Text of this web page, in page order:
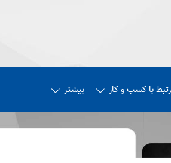
با کسب و کار بیشتر